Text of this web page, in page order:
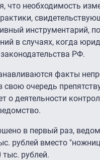
что необходимость
инструментарий,
в случаях, когда
РФ.
факты
очередь
о деятельности
в первый раз,
рублей вместо
рублей.